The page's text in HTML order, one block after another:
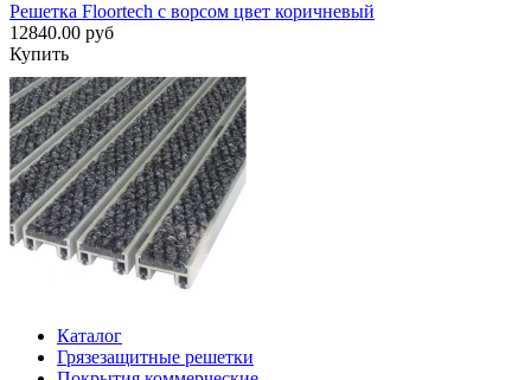
Решетка Floortech с ворсом цвет коричневый
12840.00 руб
Купить
Каталог
Грязезащитные решетки